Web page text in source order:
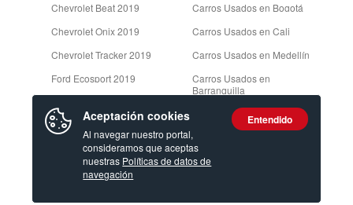
Chevrolet Beat 2019
Chevrolet Onix 2019
Chevrolet Tracker 2019
Ford Ecosport 2019
Ver más
Carros Usados en Bogotá
Carros Usados en Cali
Carros Usados en Medellín
Carros Usados en
Barranquilla
Camionetas Usadas en
Aceptación cookies
Al navegar nuestro portal,
consideramos que aceptas
nuestras Políticas de datos de
navegación
Entendido